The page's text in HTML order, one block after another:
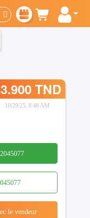
TND
10/29/25, 8:46 AM
le vendeur